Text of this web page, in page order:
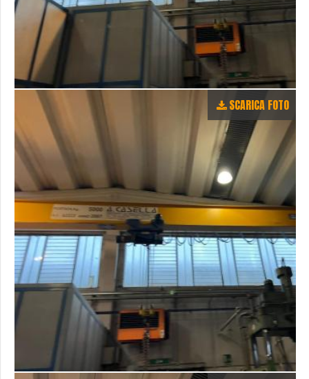
SCARICA FOTO